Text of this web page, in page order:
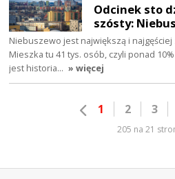
Odcinek sto
szósty:
Niebuszewo jest największą i
Mieszka tu 41 tys. osób, czyli ponad
jest historia… » więcej
1 2 3
205 na 21